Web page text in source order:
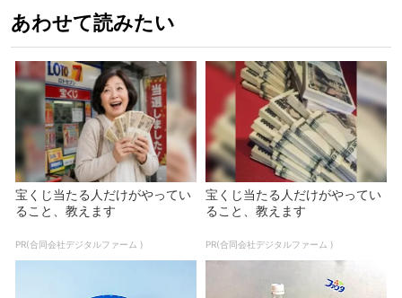
あわせて読みたい
宝くじ当たる人だけがやってい
ること、教えます
PR(合同会社デジタルファーム )
宝くじ当たる人だけがやってい
ること、教えます
PR(合同会社デジタルファーム )